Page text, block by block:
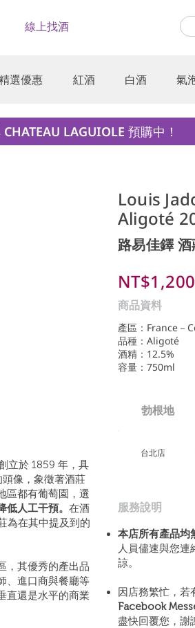
線上找酒
選優惠 紅酒 白酒 氣
LAGUIOLE 預購中！
立於 1859 年，具
像，象徵著酒莊
區都有葡萄園，選
人工干預。 在酒
為在其中提及到的
，其優秀的產出品
、進口商與餐廳等
直還是水平的商業
Louis
Aligoté
路易佳鐸
NT$1,200
商品資料
產區：France－
品種：Aligoté
酒精：12.5%
容量：750ml
勃根地
​台北店
​服務說明
本店所有產品均
人員儘速與您連
諒。
因店務繁忙，若
Facebook
盡快回覆您，謝